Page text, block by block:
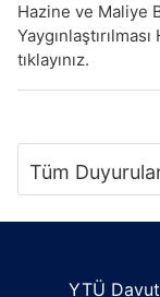
Hazine ve Maliye
tıklayınız.
Tüm
YTÜ